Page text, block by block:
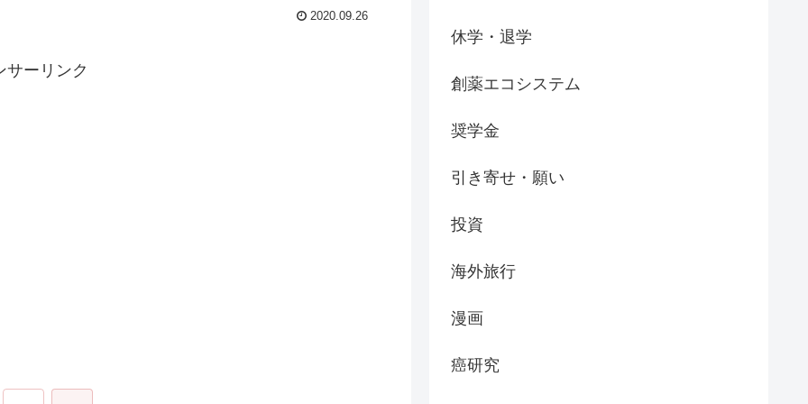
2020.09.26
サーリンク
休学・退学
創薬エコシステム
奨学金
引き寄せ・願い
投資
海外旅行
漫画
癌研究